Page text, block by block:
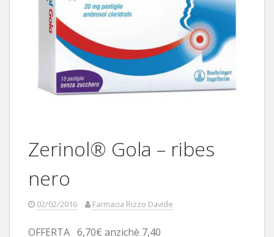
Zerinol® Gola – ribes
nero
02/02/2016 Farmacia Rizzo Davide
OFFERTA 6,70€ anzichè 7,40